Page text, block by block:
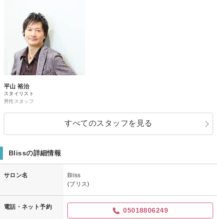
平山 裕治
スタイリスト
男性スタッフ
すべてのスタッフを見る
Blissの詳細情報
サロン名
Bliss
(ブリス)
電話・ネット予約 05018806249